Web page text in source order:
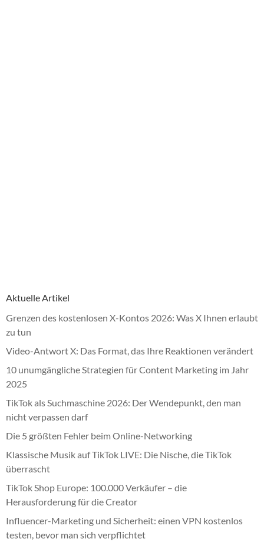
Aktuelle Artikel
Grenzen des kostenlosen X-Kontos 2026: Was X Ihnen erlaubt
zu tun
Video-Antwort X: Das Format, das Ihre Reaktionen verändert
10 unumgängliche Strategien für Content Marketing im Jahr
2025
TikTok als Suchmaschine 2026: Der Wendepunkt, den man
nicht verpassen darf
Die 5 größten Fehler beim Online-Networking
Klassische Musik auf TikTok LIVE: Die Nische, die TikTok
überrascht
TikTok Shop Europe: 100.000 Verkäufer – die
Herausforderung für die Creator
Influencer-Marketing und Sicherheit: einen VPN kostenlos
testen, bevor man sich verpflichtet